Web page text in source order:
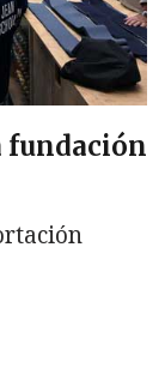
fundación